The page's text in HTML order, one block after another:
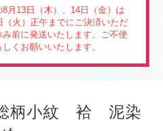
月13日（木）、14日（金）は
火）正午までにご決済いただ
前に発送いたします。ご不便
くお願いいたします。
柄小紋 袷 泥染